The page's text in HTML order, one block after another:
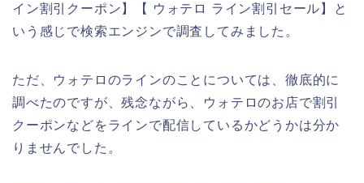
イン割引クーポン】【 ウォテロ ライン割引セール】と
いう感じで検索エンジンで調査してみました。
ただ、ウォテロのラインのことについては、徹底的に
調べたのですが、残念ながら、ウォテロのお店で割引
クーポンなどをラインで配信しているかどうかは分か
りませんでした。